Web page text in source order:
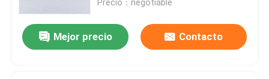
Precio：negotiable
Mejor precio Contacto